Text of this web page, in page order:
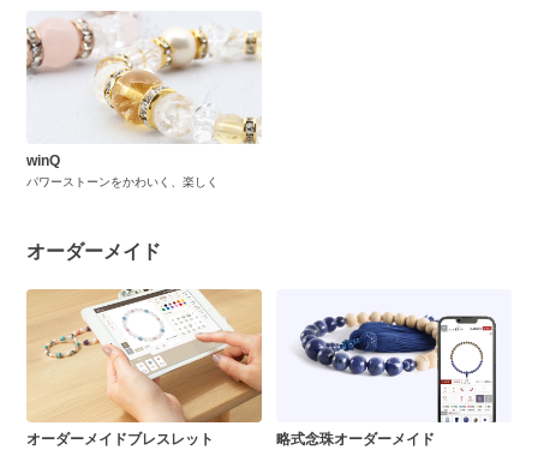
winQ
パワーストーンをかわいく、楽しく
オーダーメイド
オーダーメイドブレスレット 略式念珠オーダーメイド